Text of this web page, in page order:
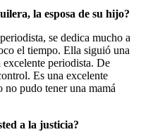
la esposa de su hijo?
se dedica mucho a
el tiempo. Ella siguió una
periodista. De
Es una excelente
pudo tener una mamá
a la justicia?